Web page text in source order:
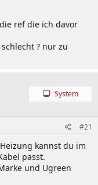
ref die ich davor
? nur zu
System
#21
kannst du im
passt.
und Ugreen